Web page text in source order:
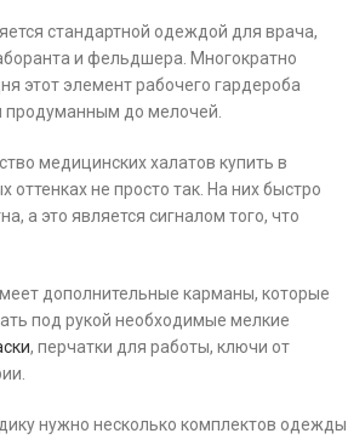
стандартной одеждой для врача,
и фельдшера. Многократно
этот элемент рабочего гардероба
продуманным до мелочей.
медицинских халатов купить в
оттенках не просто так. На них быстро
а это является сигналом того, что
дополнительные карманы, которые
под рукой необходимые мелкие
, перчатки для работы, ключи от
нужно несколько комплектов одежды